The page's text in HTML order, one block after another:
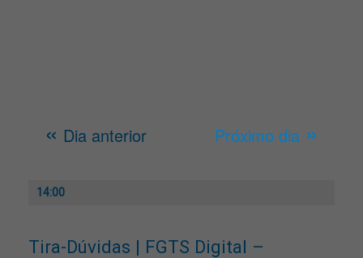
« Dia anterior Próximo dia »
14:00
Tira-Dúvidas | FGTS Digital –